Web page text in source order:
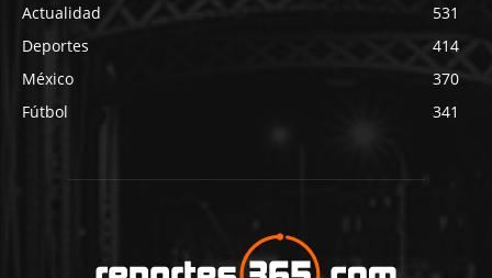
Actualidad
531
Deportes
414
México
370
Fútbol
341